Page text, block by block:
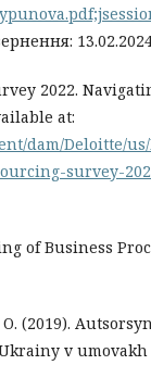
2022.
at:
dam/Deloitte/
survey-
of Business
(2019).
v